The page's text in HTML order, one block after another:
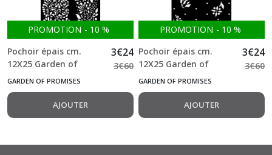
PROMOTION - 10 %
Pochoir épais cm.
12X25 Garden of
Promises borders
3€24
3€60
GARDEN OF PROMISES
AJOUTER
PROMOTION - 10 %
Pochoir épais cm.
12X25 Garden of
Promises rosebuds
3€24
3€60
GARDEN OF PROMISES
AJOUTER